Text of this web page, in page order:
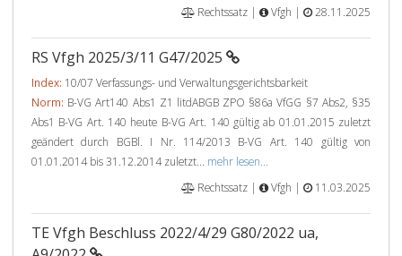
Rechtssatz |
Vfgh | 28.11.2025
RS Vfgh 2025/3/11 G47/2025
Index: 10/07 Verfassungs- und Verwaltungsgerichtsbarkeit
Norm: B-VG Art140 Abs1 Z1 litdABGB ZPO §86a VfGG §7 Abs2, §35
Abs1 B-VG Art. 140 heute B-VG Art. 140 gültig ab 01.01.2015 zuletzt
geändert durch BGBl. I Nr. 114/2013 B-VG Art. 140 gültig von
01.01.2014 bis 31.12.2014 zuletzt... mehr lesen...
Rechtssatz |
Vfgh | 11.03.2025
TE Vfgh Beschluss 2022/4/29 G80/2022 ua,